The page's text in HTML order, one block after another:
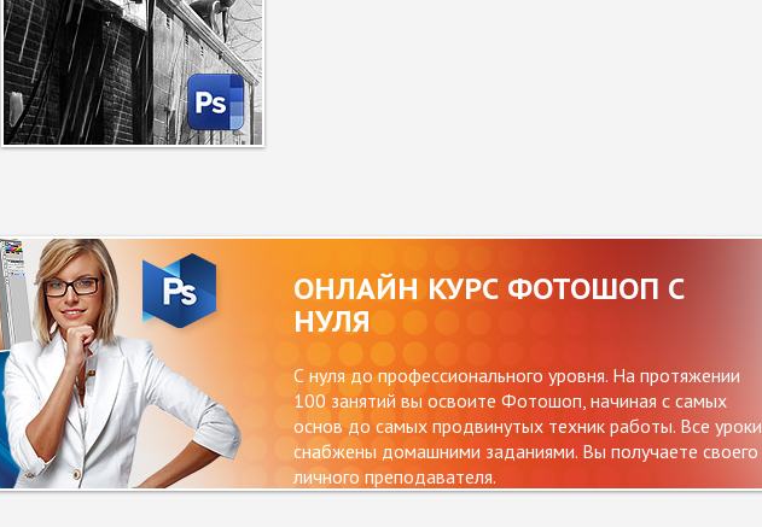
ОНЛАЙН КУРС ФОТОШОП С
НУЛЯ
С нуля до профессионального уровня. На протяжении
100 занятий вы освоите Фотошоп, начиная с самых
основ до самых продвинутых техник работы. Все уроки
снабжены домашними заданиями. Вы получаете своего
личного преподавателя.